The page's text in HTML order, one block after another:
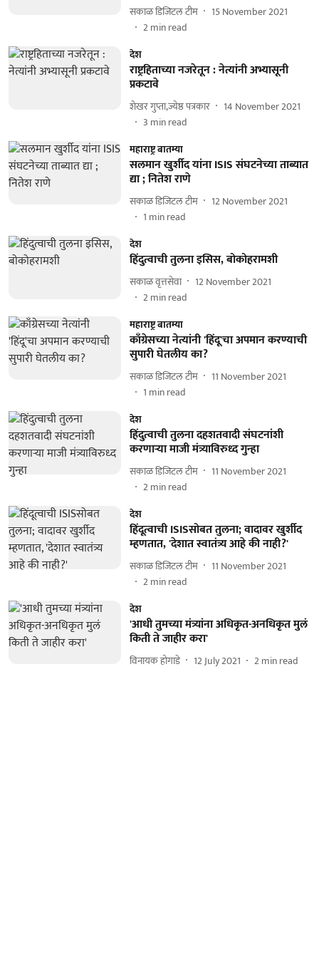
सकाळ डिजिटल टीम
15 November 2021
2min read
देश
राष्ट्रहिताच्या नजरेतून : नेत्यांनी अभ्यासूनी
प्रकटावे
शेखर गुप्ता,ज्येष्ठ पत्रकार
14 November 2021
3 min read
महाराष्ट्र बातम्या
सलमान खुर्शीद यांना ISIS संघटनेच्या ताब्यात
द्या ; नितेश राणे
सकाळ डिजिटल टीम
12 November 2021
1 min read
देश
हिंदुत्वाची तुलना इसिस, बोकोहरामशी
सकाळ वृत्तसेवा
12 November 2021
2min read
महाराष्ट्र बातम्या
काँग्रेसच्या नेत्यांनी 'हिंदू'चा अपमान करण्याची
सुपारी घेतलीय का?
सकाळ डिजिटल टीम
11 November 2021
1 min read
देश
हिंदुत्वाची तुलना दहशतवादी संघटनांशी
करणाऱ्या माजी मंत्र्याविरुध्द गुन्हा
सकाळ डिजिटल टीम
11 November 2021
2min read
देश
हिंदूत्वाची ISISसोबत तुलना; वादावर खुर्शीद
म्हणतात, 'देशात स्वातंत्र्य आहे की नाही?'
सकाळ डिजिटल टीम
11 November 2021
2min read
देश
'आधी तुमच्या मंत्र्यांना अधिकृत-अनधिकृत मुलं
किती ते जाहीर करा'
विनायक होगाडे 12 July 2021 2min read